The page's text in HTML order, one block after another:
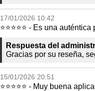
17/01/2026 10:42
⭐⭐⭐⭐⭐ - Es una
Respuesta del
Gracias por su reseña,
15/01/2026 20:51
⭐⭐⭐⭐⭐ - Muy buena